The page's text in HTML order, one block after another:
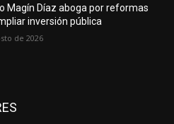
Magín Díaz aboga por reformas
inversión pública
de 2026